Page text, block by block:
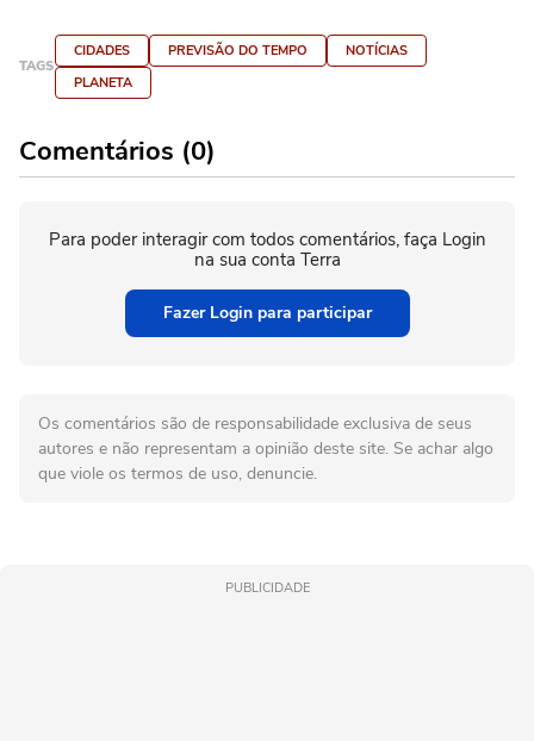
TAGS
CIDADES PREVISÃO DO TEMPO
NOTÍCIAS
PLANETA
Comentários (0)
Para poder interagir com todos comentários, faça Login
na sua conta Terra
Fazer Login para participar
Os comentários são de responsabilidade exclusiva de seus
autores e não representam a opinião deste site. Se achar algo
que viole os termos de uso, denuncie.
PUBLICIDADE